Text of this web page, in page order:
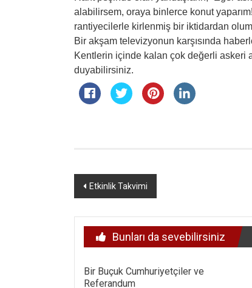
alabilirsem, oraya binlerce konut
rantiyecilerle kirlenmiş bir iktidardan
Bir akşam televizyonun karşısında
Kentlerin içinde kalan çok değerli askeri
duyabilirsiniz.
Yazı
Etkinlik Takvimi
Bunları da sevebilirsiniz
Bir Buçuk Cumhuriyetçiler ve
Referandum